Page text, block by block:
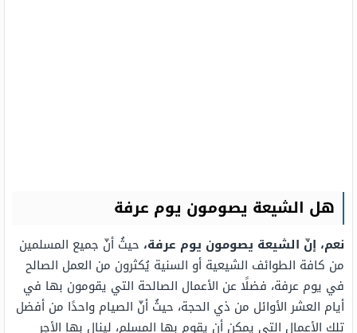
هل الشيعة يصومون يوم عرفة
نعم، إنّ الشيعة يصومون يوم عرفة، حيثُ أنّ جميع المسلمين
من كافة الطوائف الشيعية أو السنية يُكثرون من العمل الصالح
في يوم عرفة، فضلًا عن الأعمال الصالحة التي يقومون بها في
أيام العشر الأوائل من ذي الحجة، حيثُ أنّ الصيام واحدًا من أفضل
تلك الأعمال التي يمكن أن يقوم بها المسلم، لينال بها الأجر